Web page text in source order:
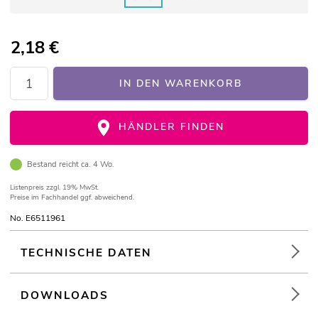
2,18€
IN DEN WARENKORB
HÄNDLER FINDEN
Bestand reicht ca. 4 Wo.
Listenpreis zzgl. 19% MwSt.
Preise im Fachhandel ggf. abweichend.
No. E6511961
TECHNISCHE DATEN
DOWNLOADS